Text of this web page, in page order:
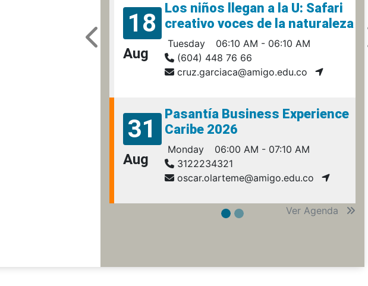
18
Aug
Los niños llegan a la U: Safari
creativo voces de la naturaleza
Tuesday
06:10 AM - 06:10 AM
(604) 448 76 66
cruz.garciaca@amigo.edu.co
31
Aug
Pasantía Business Experience
Caribe 2026
Monday
06:00 AM - 07:10 AM
3122234321
oscar.olarteme@amigo.edu.co
Ver Agenda